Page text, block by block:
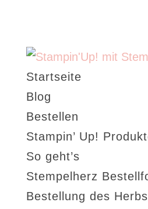
Startseite
Blog
Bestellen
Stampin’ Up!
So geht’s
Stempelherz
Bestellung des